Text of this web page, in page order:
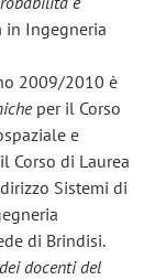
in Ingegneria
2009/2010 è
per il Corso
e
Corso di Laurea
Sistemi di
di Brindisi.
docenti del